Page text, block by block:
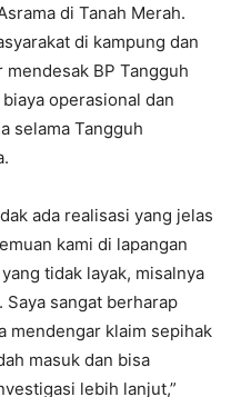
di Tanah Merah.
di kampung dan
BP Tangguh
operasional dan
selama Tangguh
ada realisasi yang jelas
kami di lapangan
tidak layak, misalnya
Saya sangat berharap
mendengar klaim sepihak
masuk dan bisa
lebih lanjut,”